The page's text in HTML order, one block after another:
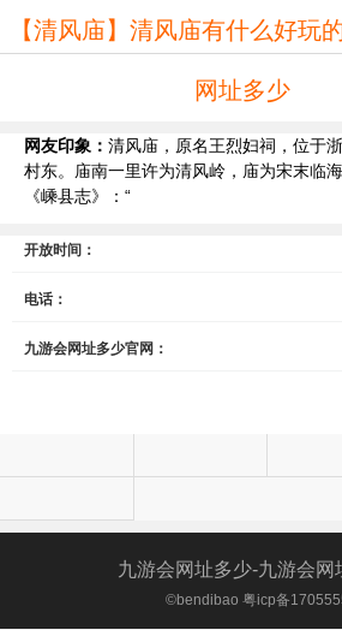
【清风庙】清风庙有什么好玩
网址多少
网友印象： 清风庙，原名王烈妇祠，位于
村东。庙南一里许为清风岭，庙为宋末临
《嵊县志》：“
开放时间：
电话：
九游会网址多少官网：
九游会网址多少-九游会网
©bendibao 粤icp备